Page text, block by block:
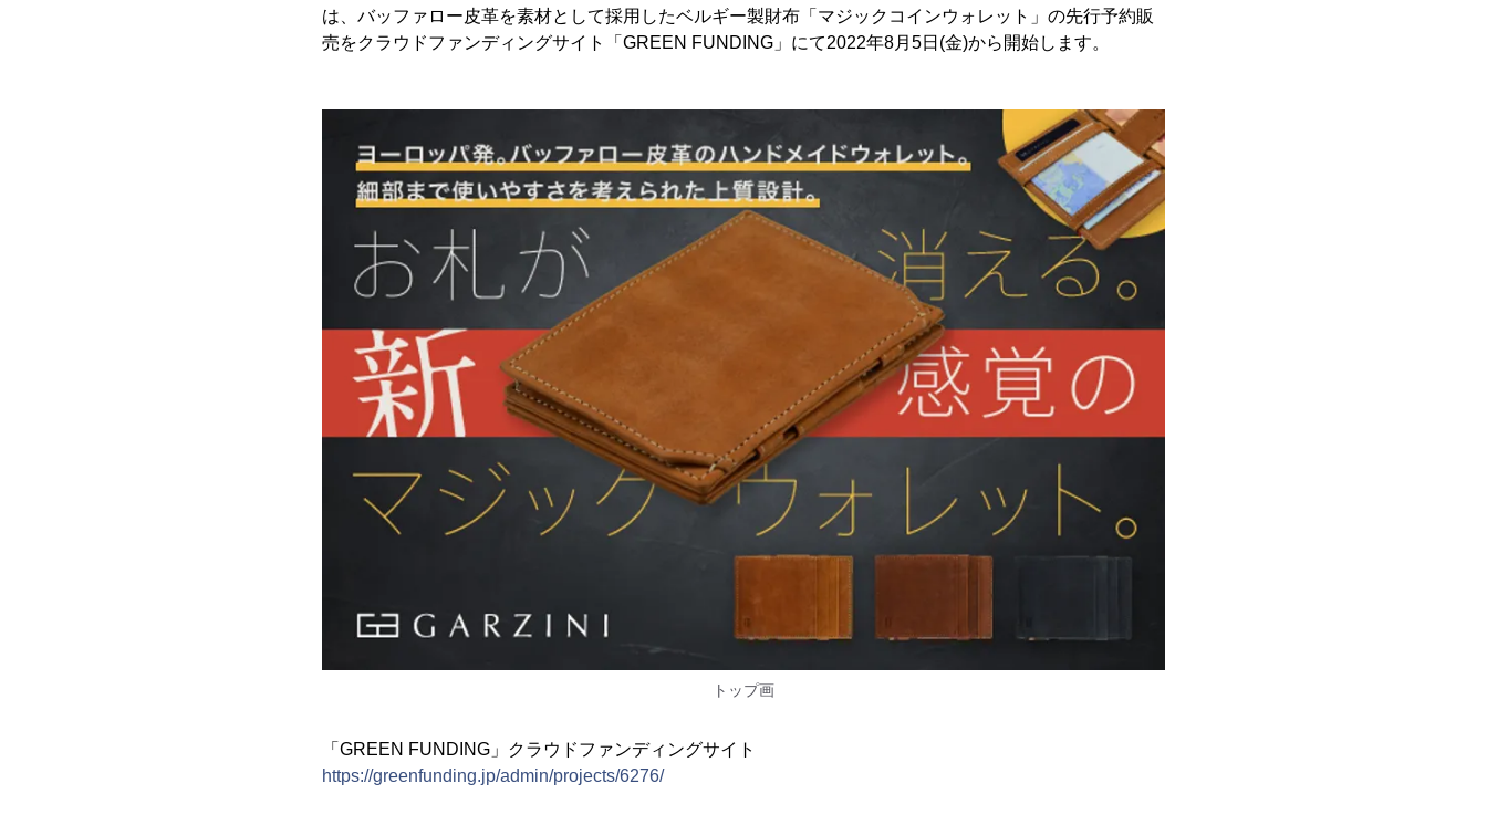
は、バッファロー皮革を素材として採用したベルギー製財布「マジックコインウォレット」の先行予約販
売をクラウドファンディングサイト「GREEN FUNDING」にて2022年8月5日(金)から開始します。
トップ画
「GREEN FUNDING」クラウドファンディングサイト
https://greenfunding.jp/admin/projects/6276/